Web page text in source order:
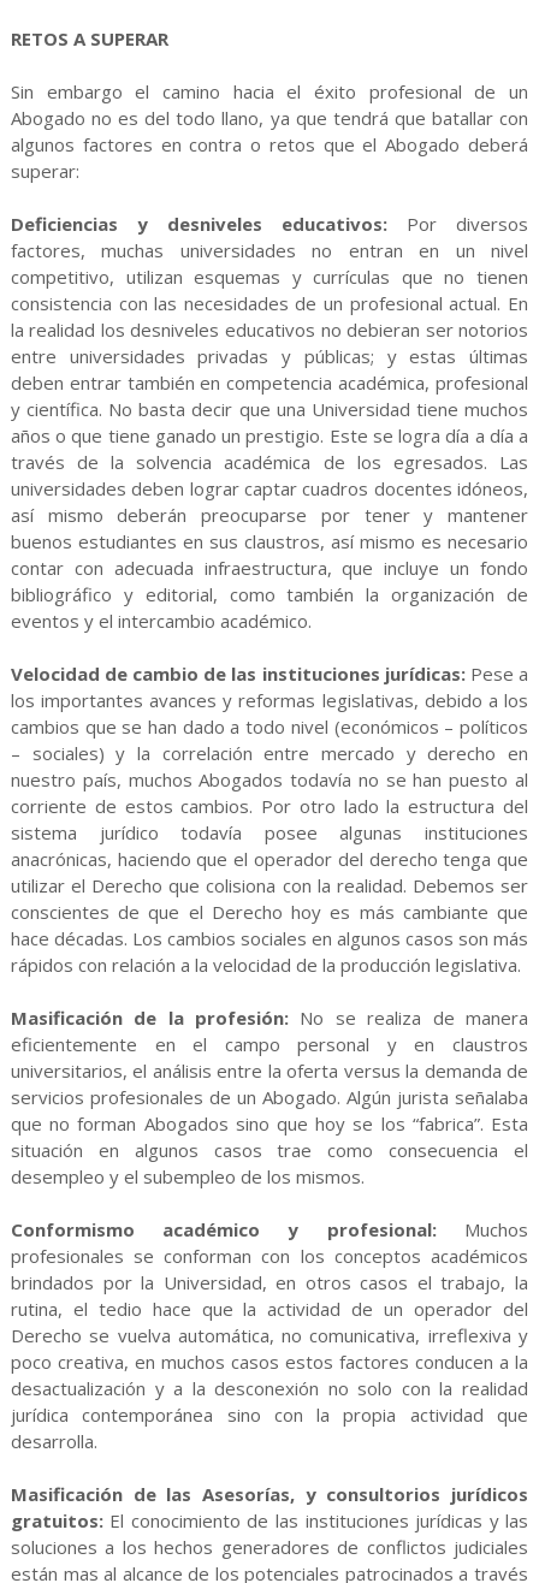
RETOS A SUPERAR
Sin embargo el camino hacia el éxito profesional de un
Abogado no es del todo llano, ya que tendrá que batallar con
algunos factores en contra o retos que el Abogado deberá
superar:
Deficiencias y desniveles educativos: Por diversos
factores, muchas universidades no entran en un nivel
competitivo, utilizan esquemas y currículas que no tienen
consistencia con las necesidades de un profesional actual. En
la realidad los desniveles educativos no debieran ser notorios
entre universidades privadas y públicas; y estas últimas
deben entrar también en competencia académica, profesional
y científica. No basta decir que una Universidad tiene muchos
años o que tiene ganado un prestigio. Este se logra día a día a
través de la solvencia académica de los egresados. Las
universidades deben lograr captar cuadros docentes idóneos,
así mismo deberán preocuparse por tener y mantener
buenos estudiantes en sus claustros, así mismo es necesario
contar con adecuada infraestructura, que incluye un fondo
bibliográfico y editorial, como también la organización de
eventos y el intercambio académico.
Velocidad de cambio de las instituciones jurídicas:Pese a
los importantes avances y reformas legislativas, debido a los
cambios que se han dado a todo nivel (económicos – políticos
– sociales) y la correlación entre mercado y derecho en
nuestro país, muchos Abogados todavía no se han puesto al
corriente de estos cambios. Por otro lado la estructura del
sistema jurídico todavía posee algunas instituciones
anacrónicas, haciendo que el operador del derecho tenga que
utilizar el Derecho que colisiona con la realidad. Debemos ser
conscientes de que el Derecho hoy es más cambiante que
hace décadas. Los cambios sociales en algunos casos son más
rápidos con relación a la velocidad de la producción legislativa.
Masificación de la profesión: No se realiza de manera
eficientemente en el campo personal y en claustros
universitarios, el análisis entre la oferta versus la demanda de
servicios profesionales de un Abogado. Algún jurista señalaba
que no forman Abogados sino que hoy se los “fabrica”. Esta
situación en algunos casos trae como consecuencia el
desempleo y el subempleo de los mismos.
Conformismo académico y profesional:Muchos
profesionales se conforman con los conceptos académicos
brindados por la Universidad, en otros casos el trabajo, la
rutina, el tedio hace que la actividad de un operador del
Derecho se vuelva automática, no comunicativa, irreflexiva y
poco creativa, en muchos casos estos factores conducen a la
desactualización y a la desconexión no solo con la realidad
jurídica contemporánea sino con la propia actividad que
desarrolla.
Masificación de las Asesorías, y consultorios jurídicos
gratuitos:El conocimiento de las instituciones jurídicas y las
soluciones a los hechos generadores de conflictos judiciales
están mas al alcance de los potenciales patrocinados a través